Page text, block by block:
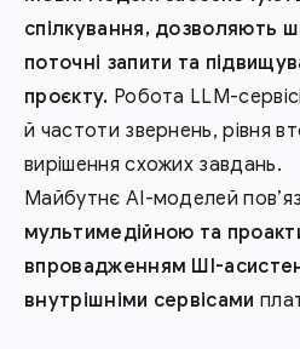
спілкування, дозволяють
поточні запити та
проєкту. Робота LLM-
й частоти звернень, рівня
вирішення схожих завдань.
Майбутнє AI-моделей
мультимедійною та
впровадженням ШІ-
внутрішніми сервісами